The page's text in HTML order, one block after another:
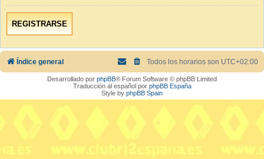
REGISTRARSE
Índice general Todos los horarios son UTC+02:00
Desarrollado por phpBB® Forum Software © phpBB Limited
Traducción al español por phpBB España
Style by phpBB Spain